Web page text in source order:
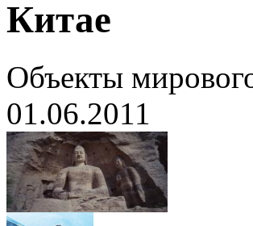
Китае
Объекты
01.06.2011